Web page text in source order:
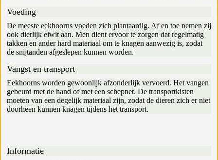
Voeding
De meeste eekhoorns voeden zich plantaardig. Af en toe nemen zij
ook dierlijk eiwit aan. Men dient ervoor te zorgen dat regelmatig
takken en ander hard materiaal om te knagen aanwezig is, zodat
de snijtanden afgeslepen kunnen worden.
Vangst en transport
Eekhoorns worden gewoonlijk afzonderlijk vervoerd. Het vangen
gebeurd met de hand of met een schepnet. De transportkisten
moeten van een degelijk materiaal zijn, zodat de dieren zich er niet
doorheen kunnen knagen tijdens het transport.
Informatie